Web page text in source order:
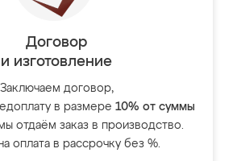
Договор
и изготовление
Заключаем договор,
в размере 10% от суммы
отдаём заказ в производство.
оплата в рассрочку без %.